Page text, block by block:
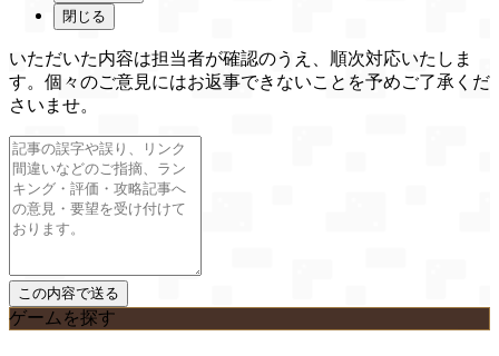
閉じる
いただいた内容は担当者が確認のうえ、順次対応いたしま
す。個々のご意見にはお返事できないことを予めご了承くだ
さいませ。
ゲームを探す